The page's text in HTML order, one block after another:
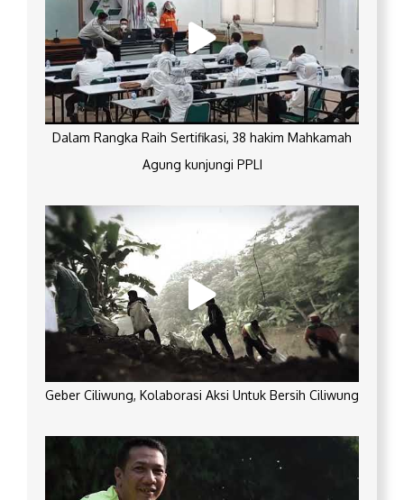
Dalam Rangka Raih Sertifikasi, 38 hakim Mahkamah
Agung kunjungi PPLI
Geber Ciliwung, Kolaborasi Aksi Untuk Bersih Ciliwung